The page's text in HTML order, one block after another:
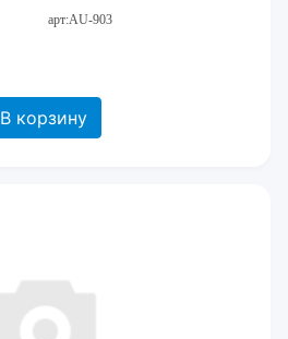
арт:AU-903
В корзину